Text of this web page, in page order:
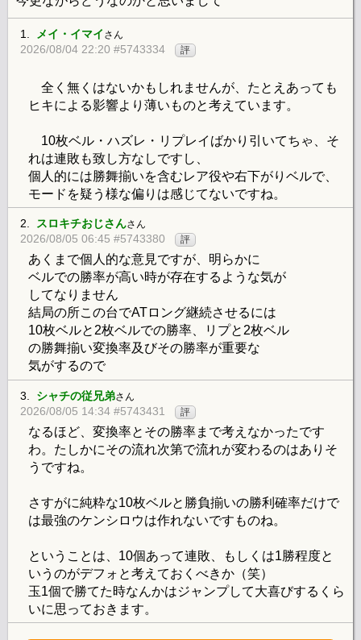
1. メイ・イマイ さん
2026/08/04 22:20 #5743334 評
全く無くはないかもしれませんが、たとえあっても
ヒキによる影響より薄いものと考えています。
10枚ベル・ハズレ・リプレイばかり引いてちゃ、そ
れは連敗も致し方なしですし、
個人的には勝舞揃いを含むレア役や右下がりベルで、
モードを疑う様な偏りは感じてないですね。
2. スロキチおじさんさん
2026/08/05 06:45 #5743380 評
あくまで個人的な意見ですが、明らかに
ベルでの勝率が高い時が存在するような気が
してなりません
結局の所この台でATロング継続させるには
10枚ベルと2枚ベルでの勝率、リプと2枚ベル
の勝舞揃い変換率及びその勝率が重要な
気がするので
3. シャチの従兄弟さん
2026/08/05 14:34 #5743431 評
なるほど、変換率とその勝率まで考えなかったです
わ。たしかにその流れ次第で流れが変わるのはありそ
うですね。
さすがに純粋な10枚ベルと勝負揃いの勝利確率だけで
は最強のケンシロウは作れないですものね。
ということは、10個あって連敗、もしくは1勝程度と
いうのがデフォと考えておくべきか（笑）
玉1個で勝てた時なんかはジャンプして大喜びするくら
いに思っておきます。